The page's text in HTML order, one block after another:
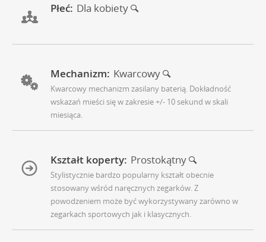
Płeć: Dla kobiety
Mechanizm: Kwarcowy
Kwarcowy mechanizm zasilany baterią. Dokładność
wskazań mieści się w zakresie +/- 10 sekund w skali
miesiąca.
Kształt koperty: Prostokątny
Stylistycznie bardzo popularny kształt obecnie
stosowany wśród naręcznych zegarków. Z
powodzeniem może być wykorzystywany zarówno w
zegarkach sportowych jak i klasycznych.